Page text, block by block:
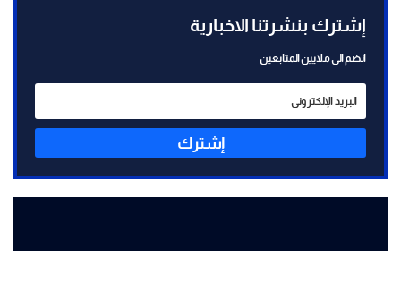
إشترك بنشرتنا الاخبارية
انضم الى ملايين المتابعين
إشترك